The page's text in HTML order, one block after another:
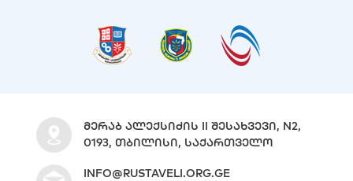
ᲛᲔᲠᲐᲑ ᲐᲚᲔᲥᲡᲘᲫᲘᲡ II ᲨᲔᲡᲐᲮᲕᲔᲕᲘ, N2,
0193, ᲗᲑᲘᲚᲘᲡᲘ, ᲡᲐᲥᲐᲠᲗᲕᲔᲚᲝ
INFO@RUSTAVELI.ORG.GE